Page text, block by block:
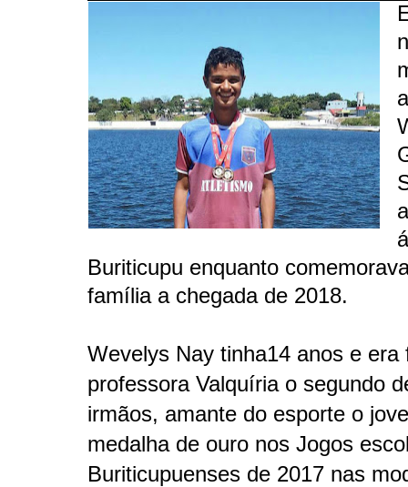
Buriticupu enquanto
família a chegada de 2018.
Wevelys Nay tinha14 anos e era
professora Valquíria o segundo
irmãos, amante do esporte o
medalha de ouro nos Jogos
Buriticupuenses de 2017 nas